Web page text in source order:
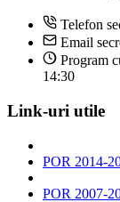
Telefon
Email
Program
14:30
Link-uri utile
POR 2014-
POR 2007-